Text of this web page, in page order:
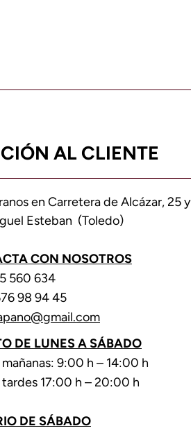
AL CLIENTE
en Carretera de Alcázar, 25 y
Esteban (Toledo)
CON NOSOTROS
560 634
98 94 45
DE LUNES A SÁBADO
9:00 h – 14:00 h
17:00 h – 20:00 h
DE SÁBADO